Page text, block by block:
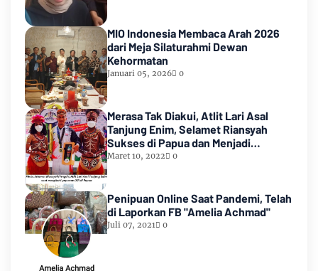
MIO Indonesia Membaca Arah 2026
dari Meja Silaturahmi Dewan
Kehormatan
Januari 05, 2026 0
Merasa Tak Diakui, Atlit Lari Asal
Tanjung Enim, Selamet Riansyah
Sukses di Papua dan Menjadi
Miliarder
Maret 10, 2022 0
Penipuan Online Saat Pandemi, Telah
di Laporkan FB "Amelia Achmad"
Juli 07, 2021 0